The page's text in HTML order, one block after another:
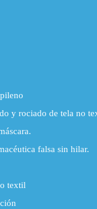
y rociado de tela no
falsa sin hilar.
textil